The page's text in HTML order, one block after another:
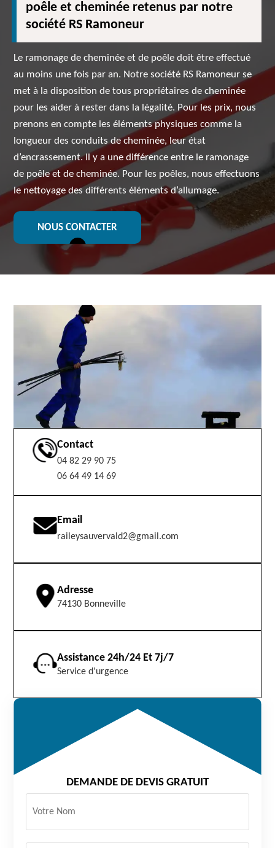
poêle et cheminée retenus par notre
société RS Ramoneur
Le ramonage de cheminée et de poêle doit être effectué
au moins une fois par an. Notre société RS Ramoneur se
met à la disposition de tous propriétaires de cheminée
pour les aider à rester dans la légalité. Pour les prix, nous
prenons en compte les éléments physiques comme la
longueur des conduits de cheminée, leur état
d’encrassement. Il y a une différence entre le ramonage
de poêle et de cheminée. Pour les poêles, nous effectuons
le nettoyage des différents éléments d’allumage.
NOUS CONTACTER
Contact
04 82 29 90 75
06 64 49 14 69
Email
raileysauvervald2@gmail.com
Adresse
74130 Bonneville
Assistance 24h/24 Et 7j/7
Service d'urgence
DEMANDE DE DEVIS GRATUIT